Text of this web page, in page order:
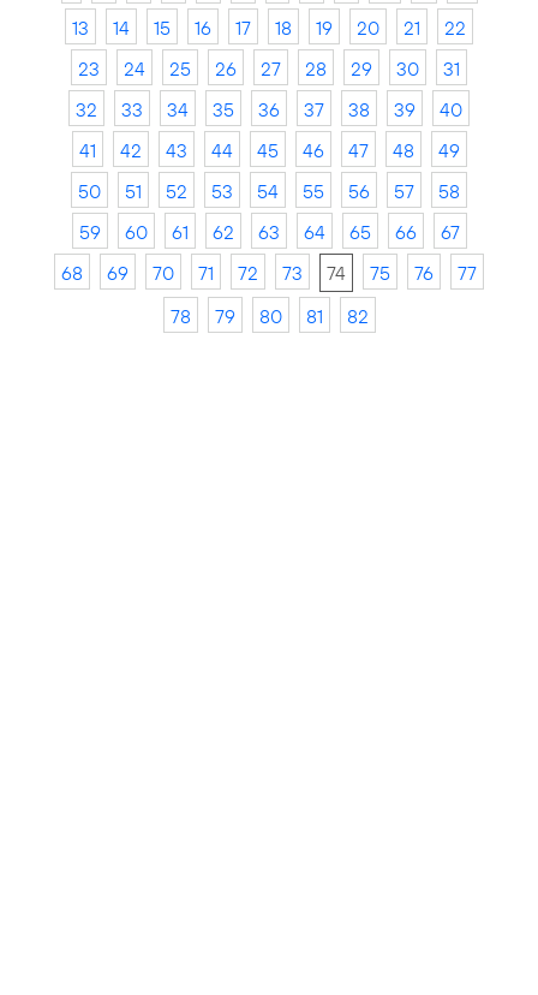
13
14 15 16 17 18 19 20 21
22
23
24 25 26 27 28 29 30
31
32
33 34 35 36 37 38 39
40
41
42 43 44 45 46 47 48
49
50
51 52 53 54 55 56 57
58
59
60 61 62 63 64 65 66
67
68
69 70 71 72 73 74 75 76
77
78
79 80 81 82